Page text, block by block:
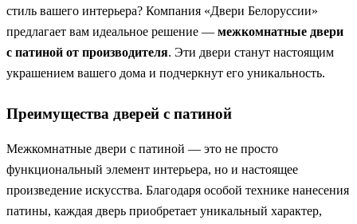
стиль вашего интерьера? Компания «Двери Белоруссии»
предлагает вам идеальное решение — межкомнатные двери
с патиной от производителя. Эти двери станут настоящим
украшением вашего дома и подчеркнут его уникальность.
Преимущества дверей с патиной
Межкомнатные двери с патиной — это не просто
функциональный элемент интерьера, но и настоящее
произведение искусства. Благодаря особой технике нанесения
патины, каждая дверь приобретает уникальный характер,